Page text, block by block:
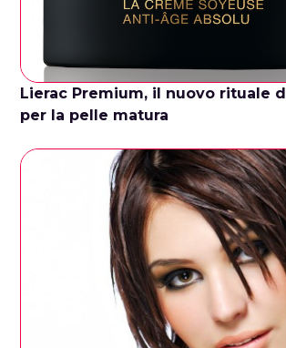
Lierac Premium, il nuovo rituale
per la pelle matura